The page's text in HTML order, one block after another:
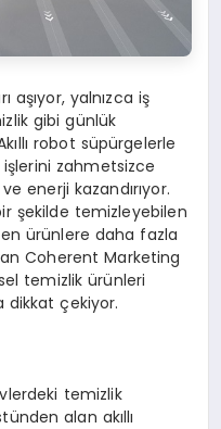
aşıyor, yalnızca iş
gibi günlük
robot süpürgelerle
zahmetsizce
enerji kazandırıyor.
şekilde temizleyebilen
ürünlere daha fazla
Coherent Marketing
temizlik ürünleri
dikkat çekiyor.
temizlik
alan akıllı